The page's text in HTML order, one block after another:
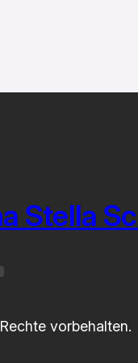
Stella
vorbehalten.